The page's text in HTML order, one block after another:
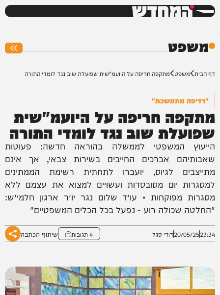
המחדש
משפט
דף הבית משפט מתקפה חריפה על היועמ"שית שפועלת שוב נגד לומדי התורה
"רדיפה מתמשכת"
מתקפה חריפה על היועמ"שית
שפועלת שוב נגד לומדי התורה
הייעוץ המשפטי לממשלה בהוראה חדשה: פעוטות
שאבותיהם אברכים החייבים בשירות צבאי, אך אינם
מתייצבים לגיוס, יועברו לתחתית רשימת הממתינים
למסגרות יום מסובסדות ועשויים למצוא את עצמם ללא
מסגרות מפוקחות • עו״ד שלום נגר יו״ר ארגון חלמי״ש:
"החלטה שכולה רוע - נפעל בכל הכלים המשפטיים"
23:34
20/05/25דודי סגל 4 תגובות שיתוף הכתבה